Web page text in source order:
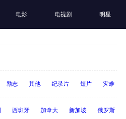
电影 电视剧 明星
励志 其他 纪录片 短片 灾难
西班牙 加拿大 新加坡 俄罗斯